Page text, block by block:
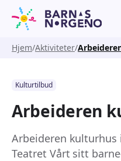
Hjem Aktiviteter
Kulturtilbud
Arbeideren
Arbeideren
Teatret Vårt sitt